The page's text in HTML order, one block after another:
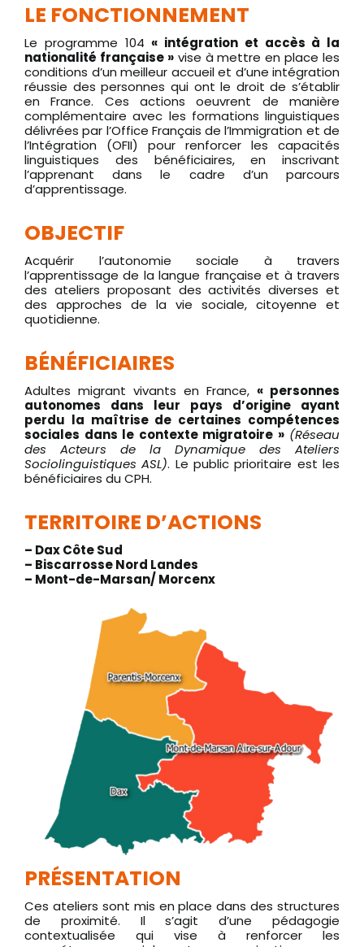
LE FONCTIONNEMENT
Le programme 104« intégration et accès à la
nationalité française »vise à mettre en place les
conditions d’un meilleur accueil et d’une intégration
réussie des personnes qui ont le droit de s’établir
en France. Ces actions oeuvrent de manière
complémentaire avec les formations linguistiques
délivrées par l’Office Français de l’Immigration et de
l’Intégration (OFII) pour renforcer les capacités
linguistiques des bénéficiaires, en inscrivant
l’apprenant dans le cadre d’un parcours
d’apprentissage.
OBJECTIF
Acquérir l’autonomie sociale à travers
l’apprentissage de la langue française et à travers
des ateliers proposant des activités diverses et
des approches de la vie sociale, citoyenne et
quotidienne.
BÉNÉFICIAIRES
Adultes migrant vivants en France, « personnes
autonomes dans leur pays d’origine ayant
perdu la maîtrise de certaines compétences
sociales dans le contexte migratoire » (Réseau
des Acteurs de la Dynamique des Ateliers
Sociolinguistiques ASL). Le public prioritaire est les
bénéficiaires du CPH.
TERRITOIRE D’ACTIONS
– Dax Côte Sud
– Biscarrosse Nord Landes
– Mont-de-Marsan/ Morcenx
PRÉSENTATION
Ces ateliers sont mis en place dans des structures
de proximité. Il s’agit d’une pédagogie
contextualisée qui vise à renforcer les